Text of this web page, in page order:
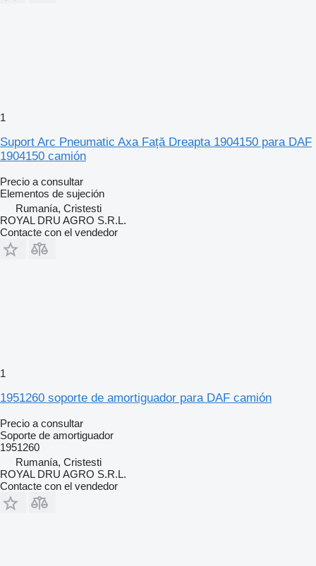
1
Suport Arc Pneumatic Axa Față Dreapta 1904150 para DAF
1904150 camión
Precio a consultar
Elementos de sujeción
Rumanía, Cristesti
ROYAL DRU AGRO S.R.L.
Contacte con el vendedor
1
1951260 soporte de amortiguador para DAF camión
Precio a consultar
Soporte de amortiguador
1951260
Rumanía, Cristesti
ROYAL DRU AGRO S.R.L.
Contacte con el vendedor